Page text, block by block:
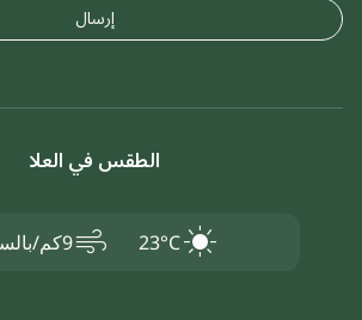
إرسال
الطقس في العلا
23°C
air9كم/بالساعة